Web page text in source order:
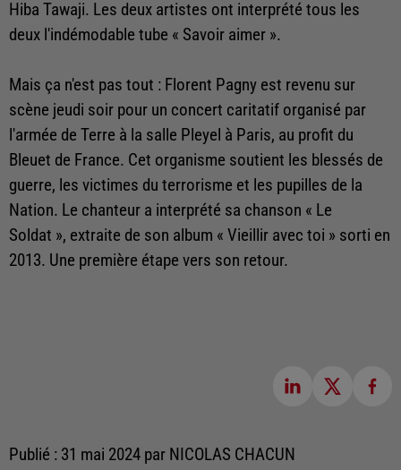
Hiba Tawaji. Les deux artistes ont interprété tous les
deux l'indémodable tube « Savoir aimer ».
Mais ça n'est pas tout : Florent Pagny est revenu sur
scène jeudi soir pour un concert caritatif organisé par
l'armée de Terre à la salle Pleyel à Paris, au profit du
Bleuet de France. Cet organisme soutient les blessés de
guerre, les victimes du terrorisme et les pupilles de la
Nation. Le chanteur a interprété sa chanson « Le
Soldat », extraite de son album « Vieillir avec toi » sorti en
2013. Une première étape vers son retour.
Publié : 31 mai 2024 par NICOLAS CHACUN